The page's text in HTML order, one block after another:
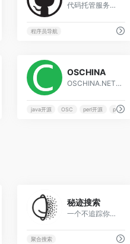
代码托管服务平台
程序员导航
OSCHINA
OSCHINA.NET 是目前领先的中文开源技术社区。我们传播开源的理念，推广开源项目，为 IT 开发者提供了一个发现、使用、并交流开源技术的平台
java开源 OSC perl开源 php开源
秘迹搜索
一个不追踪你的中文搜索引擎
聚合搜索